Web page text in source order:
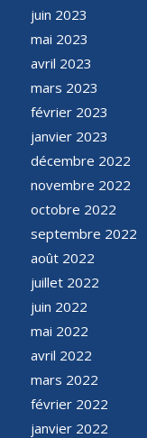
juin 2023
mai 2023
avril 2023
mars 2023
février 2023
janvier 2023
décembre 2022
novembre 2022
octobre 2022
septembre 2022
août 2022
juillet 2022
juin 2022
mai 2022
avril 2022
mars 2022
février 2022
janvier 2022